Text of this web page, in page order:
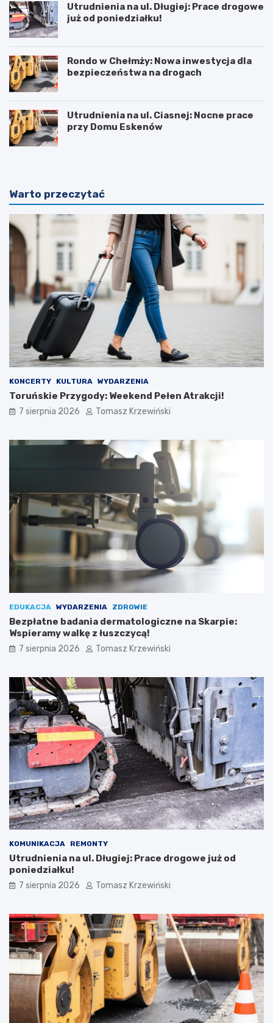
Utrudnienia na ul. Długiej: Prace drogowe
już od poniedziałku!
Rondo w Chełmży: Nowa inwestycja dla
bezpieczeństwa na drogach
Utrudnienia na ul. Ciasnej: Nocne prace
przy Domu Eskenów
Warto przeczytać
KONCERTY KULTURA WYDARZENIA
Toruńskie Przygody: Weekend Pełen Atrakcji!
7 sierpnia 2026 Tomasz Krzewiński
EDUKACJA WYDARZENIA ZDROWIE
Bezpłatne badania dermatologiczne na Skarpie:
Wspieramy walkę z łuszczycą!
7 sierpnia 2026 Tomasz Krzewiński
KOMUNIKACJA REMONTY
Utrudnienia na ul. Długiej: Prace drogowe już od
poniedziałku!
7 sierpnia 2026 Tomasz Krzewiński